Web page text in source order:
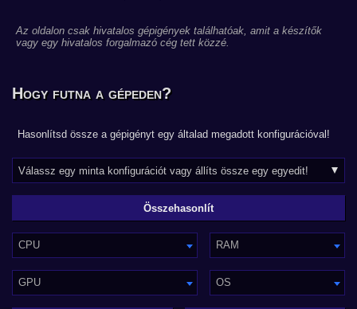
Az oldalon csak hivatalos gépigények találhatóak, amit a készítők
vagy egy hivatalos forgalmazó cég tett közzé.
Hogy futna a gépeden?
Hasonlítsd össze a gépigényt egy általad megadott konfigurációval!
CPU RAM
GPU OS